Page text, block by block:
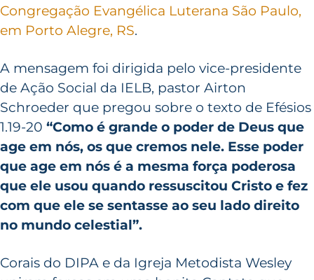
Congregação Evangélica Luterana São Paulo,
em Porto Alegre, RS.
A mensagem foi dirigida pelo vice-presidente
de Ação Social da IELB, pastor Airton
Schroeder que pregou sobre o texto de Efésios
1.19-20 “Como é grande o poder de Deus que
age em nós, os que cremos nele. Esse poder
que age em nós é a mesma força poderosa
que ele usou quando ressuscitou Cristo e fez
com que ele se sentasse ao seu lado direito
no mundo celestial”.
Corais do DIPA e da Igreja Metodista Wesley